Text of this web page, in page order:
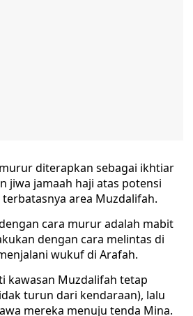
diterapkan sebagai ikhtiar
jiwa jamaah haji atas potensi
area Muzdalifah.
cara murur adalah mabit
dengan cara melintas di
wukuf di Arafah.
kawasan Muzdalifah tetap
turun dari kendaraan), lalu
mereka menuju tenda Mina.